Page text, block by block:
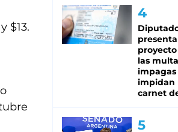
$13.
las
impagas
impidan
carnet